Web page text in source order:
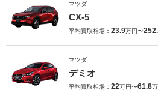
マツダ
CX-5
平均買取相場： 23.9万円〜
マツダ
デミオ
平均買取相場： 22万円〜61.8